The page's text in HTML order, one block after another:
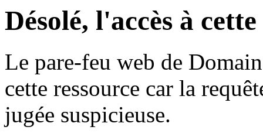
Désolé, l'accès à
Le pare-feu web de
cette ressource car la
jugée suspicieuse.